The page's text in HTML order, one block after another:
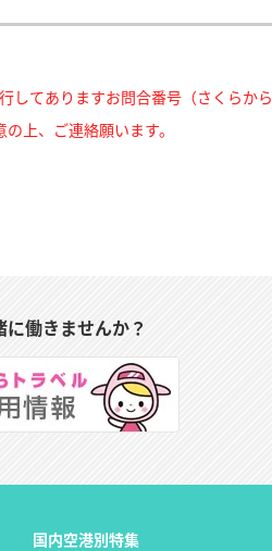
してありますお問合番号（さくらから
上、ご連絡願います。
に働きませんか？
国内空港別特集